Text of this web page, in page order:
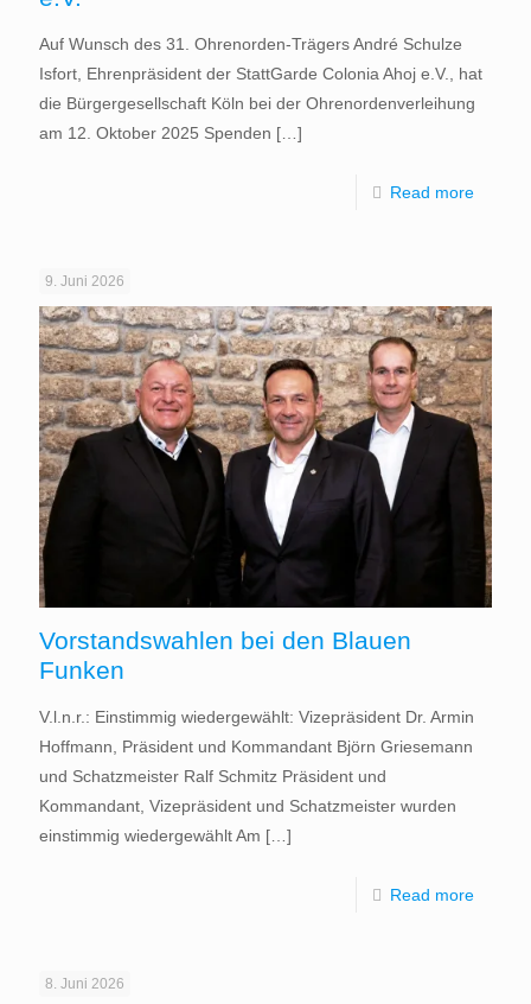
Auf Wunsch des 31. Ohrenorden-Trägers André Schulze
Isfort, Ehrenpräsident der StattGarde Colonia Ahoj e.V., hat
die Bürgergesellschaft Köln bei der Ohrenordenverleihung
am 12. Oktober 2025 Spenden […]
Read more
9. Juni 2026
Vorstandswahlen bei den Blauen
Funken
V.l.n.r.: Einstimmig wiedergewählt: Vizepräsident Dr. Armin
Hoffmann, Präsident und Kommandant Björn Griesemann
und Schatzmeister Ralf Schmitz Präsident und
Kommandant, Vizepräsident und Schatzmeister wurden
einstimmig wiedergewählt Am […]
Read more
8. Juni 2026